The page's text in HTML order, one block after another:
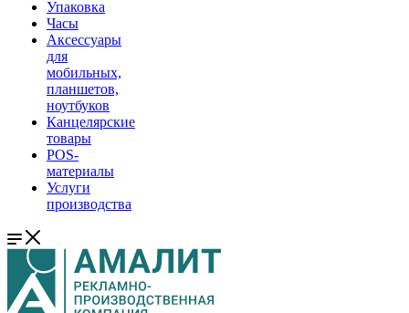
Упаковка
Часы
Аксессуары
для
мобильных,
планшетов,
ноутбуков
Канцелярские
товары
POS-
материалы
Услуги
производства